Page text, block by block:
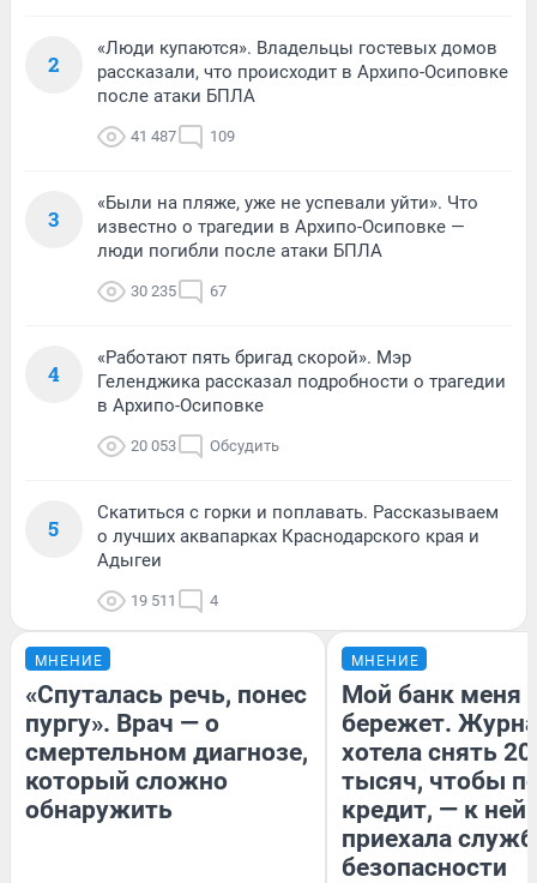
2
«Люди купаются». Владельцы гостевых домов
рассказали, что происходит в Архипо-Осиповке
после атаки БПЛА
41 487 109
3
«Были на пляже, уже не успевали уйти». Что
известно о трагедии в Архипо-Осиповке —
люди погибли после атаки БПЛА
30 235 67
4
«Работают пять бригад скорой». Мэр
Геленджика рассказал подробности о трагедии
в Архипо-Осиповке
20 053 Обсудить
5
Скатиться с горки и поплавать. Рассказываем
о лучших аквапарках Краснодарского края и
Адыгеи
19 511 4
МНЕНИЕ
«Спуталась речь, понес
пургу». Врач — о
смертельном диагнозе,
который сложно
обнаружить
МНЕНИЕ
Мой банк меня
бережет.
хотела снять
тысяч, чтобы
кредит, — к
приехала
безопасности